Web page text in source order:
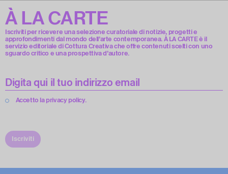
À LA CARTE
Iscriviti per ricevere una selezione curatoriale di notizie, progetti e
approfondimenti dal mondo dell’arte contemporanea. À LA CARTE è il
servizio editoriale di Cottura Creativa che offre contenuti scelti con uno
sguardo critico e una prospettiva d’autore.
Accetto la privacy policy.
Iscriviti